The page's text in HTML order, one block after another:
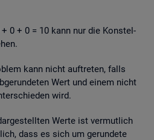
0 + 0 = 10 kann nur die Kon­stel­
kann nicht auf­tre­ten, falls
Wert und einem nicht
wird.
Werte ist ver­mut­lich
dass es sich um ge­run­de­te